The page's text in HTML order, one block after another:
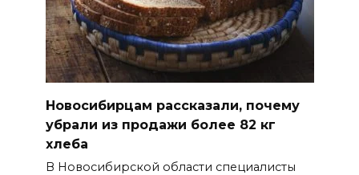
Новосибирцам рассказали, почему
убрали из продажи более 82 кг
хлеба
В Новосибирской области специалисты